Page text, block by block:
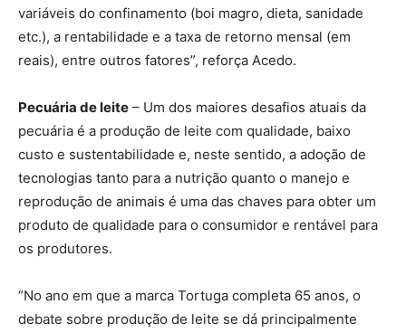
variáveis do confinamento (boi magro, dieta, sanidade
etc.), a rentabilidade e a taxa de retorno mensal (em
reais), entre outros fatores”, reforça Acedo.
Pecuária de leite – Um dos maiores desafios atuais da
pecuária é a produção de leite com qualidade, baixo
custo e sustentabilidade e, neste sentido, a adoção de
tecnologias tanto para a nutrição quanto o manejo e
reprodução de animais é uma das chaves para obter um
produto de qualidade para o consumidor e rentável para
os produtores.
“No ano em que a marca Tortuga completa 65 anos, o
debate sobre produção de leite se dá principalmente